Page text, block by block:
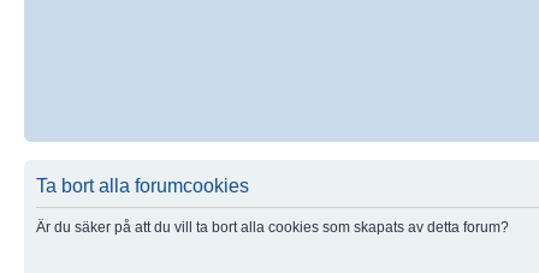
Ta bort alla forumcookies
Är du säker på att du vill ta bort alla cookies som skapats av detta forum?